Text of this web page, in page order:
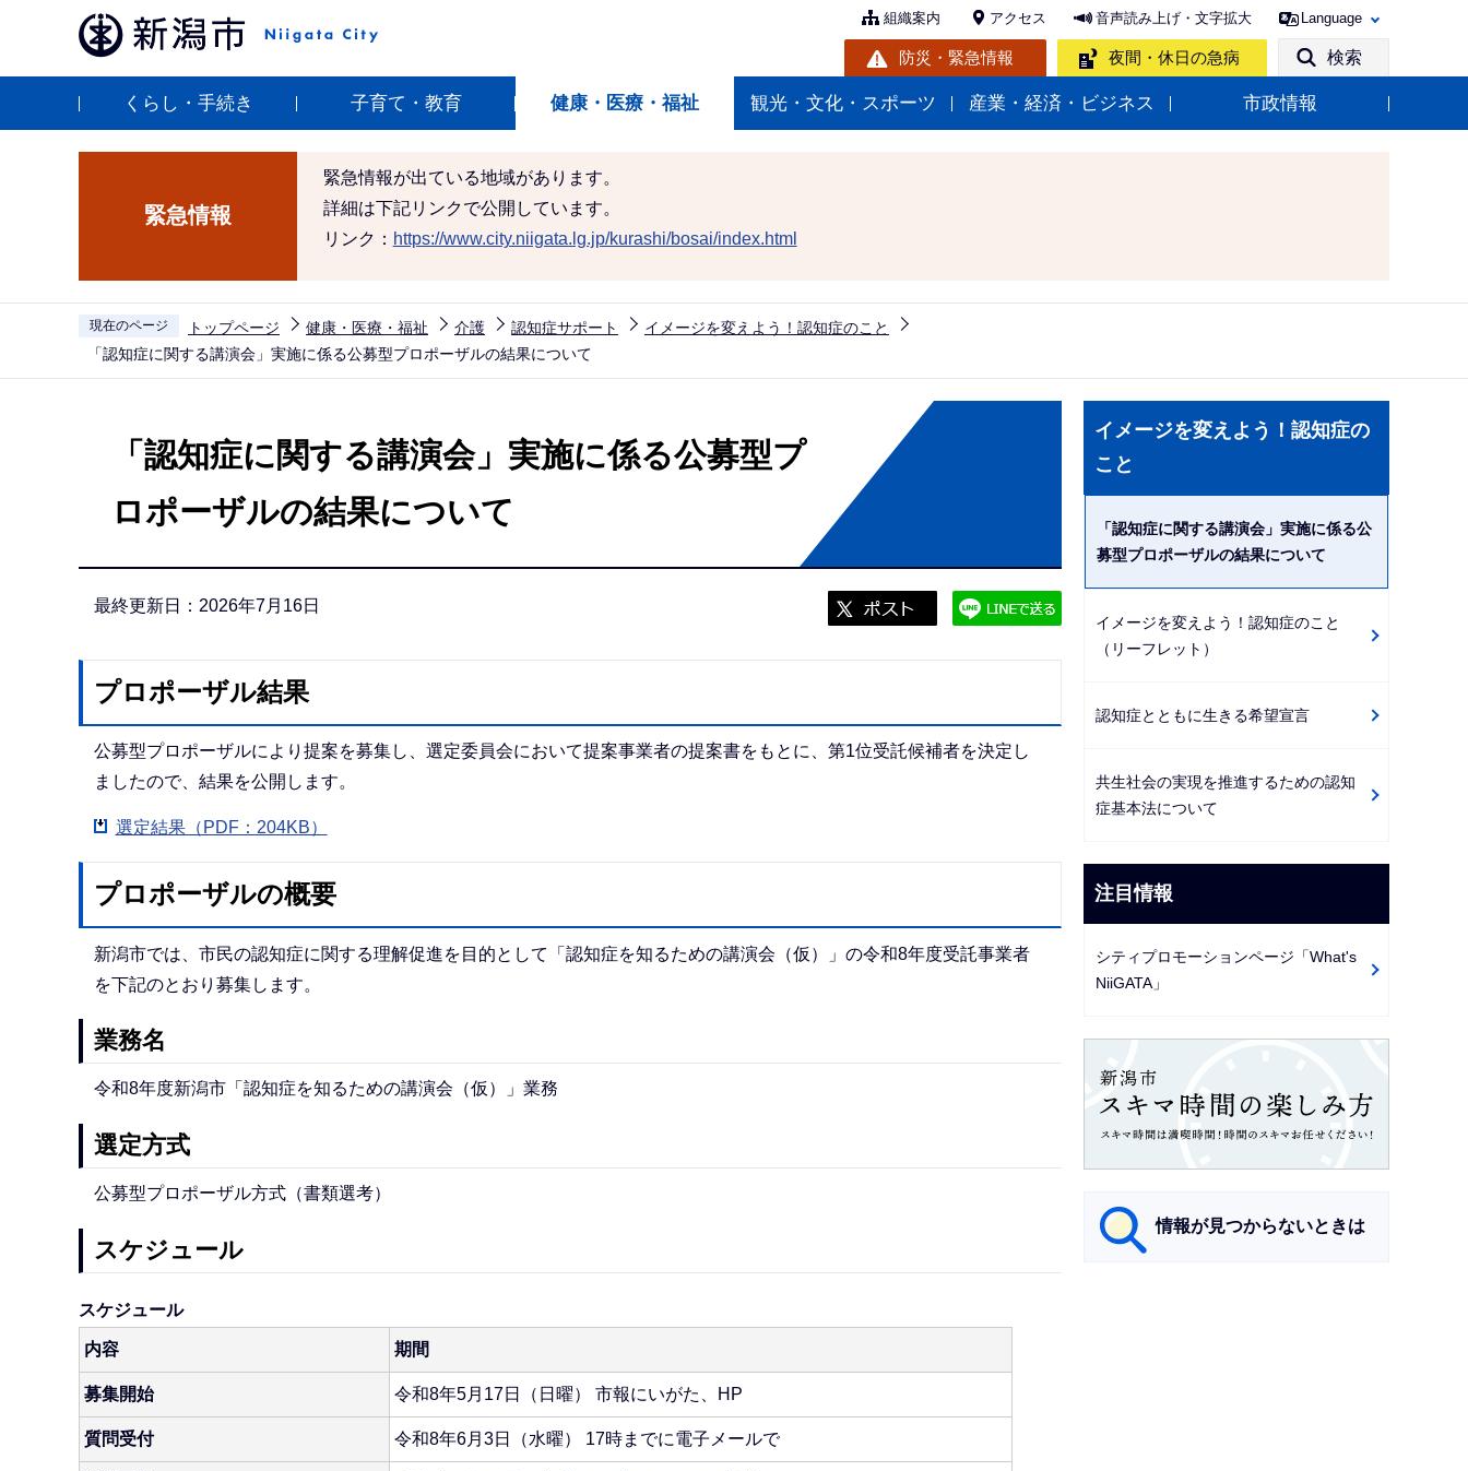
ペ
組織案内 アクセス 音声読み上げ・文字拡大 Language
防災・緊急情報 夜間・休日の急病 検索
くらし・手続き 子育て・教育 健康・医療・福祉 観光・文化・スポーツ 産業・経済・ビジネス 市政情報
緊急情報
緊急情報が出ている地域があります。
詳細は下記リンクで公開しています。
リンク： https://www.city.niigata.lg.jp/kurashi/bosai/index.html
現在のページ トップページ 健康・医療・福祉 介護 認知症サポート
イメージを変えよう！認知症のこと
「認知症に関する講演会」実施に係る公募型プロポーザルの結果について
「認知症に関する講演会」実施に係る公募型プ
ロポーザルの結果について
最終更新日：2026年7月16日
プロポーザル結果
公募型プロポーザルにより提案を募集し、選定委員会において提案事業者の提案書をもとに、第1位受託候補者を決定し
ましたので、結果を公開します。
選定結果（PDF：204KB）
プロポーザルの概要
新潟市では、市民の認知症に関する理解促進を目的として「認知症を知るための講演会（仮）」の令和8年度受託事業者
を下記のとおり募集します。
業務名
令和8年度新潟市「認知症を知るための講演会（仮）」業務
選定方式
公募型プロポーザル方式（書類選考）
スケジュール
スケジュール
内容 期間
募集開始 令和8年5月17日（日曜） 市報にいがた、HP
質問受付 令和8年6月3日（水曜） 17時までに電子メールで
ナ
ー
ョ
こ
ら
イメージを変えよう！認知症の
こと
「認知症に関する講演会」実施に係る公
募型プロポーザルの結果について
イメージを変えよう！認知症のこと
（リーフレット）
認知症とともに生きる希望宣言
共生社会の実現を推進するための認知
症基本法について
注目情報
シティプロモーションページ「What's
NiiGATA」
情報が見つからないときは